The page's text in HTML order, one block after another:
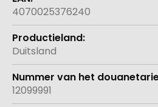
4070025376240
Duitsland
12099991